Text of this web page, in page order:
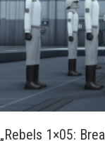
„Rebels 1×05: